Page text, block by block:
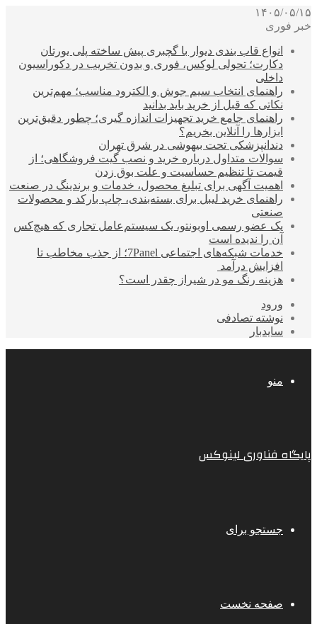
۱۴۰۵/۰۵/۱۵
خبر فوری
انواع قاب بندی دیوار با گچبری پیش ساخته پلی یورتان
دکارت؛ تحولی لوکس، فوری و بدون تخریب در دکوراسیون
داخلی
راهنمای انتخاب سیم جوش و الکترود مناسب؛ مهم‌ترین
نکاتی که قبل از خرید باید بدانید
راهنمای جامع خرید تجهیزات اندازه گیری؛ چطور دقیق‌ترین
ابزارها را آنلاین بخریم؟
دندانپزشکی تحت بیهوشی در شرق تهران
سوالات متداول درباره خرید و نصب گیت فروشگاهی؛ از
قیمت تا تنظیم حساسیت و علت بوق زدن
اهمیت آگهی برای تبلیغ محصول، خدمات و برندینگ در صنعت
راهنمای خرید لیبل برای بسته‌بندی، چاپ بارکد و محصولات
صنعتی
یک عضو رسمی اوبونتو، یک سیستم‌عامل تجاری که هیچ‌کس
آن را ندیده است
خدمات شبکه‌های اجتماعی 7Panel؛ از جذب مخاطب تا
افزایش درآمد
هزینه رنگ مو در شیراز چقدر است؟
ورود
نوشته تصادفی
سایدبار
منو
پایگاه فناوری لینوکس
جستجو برای
صفحه نخست